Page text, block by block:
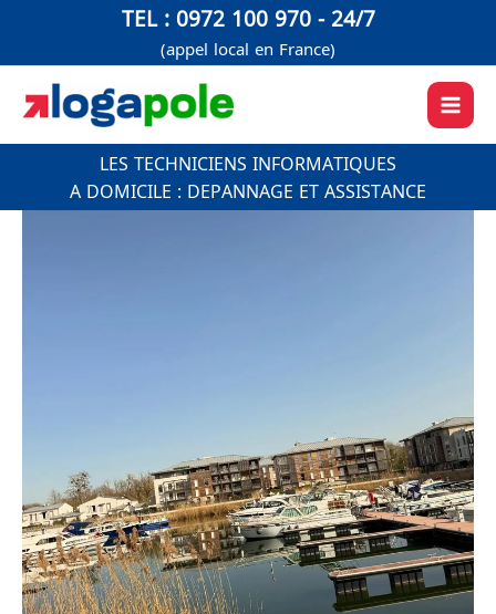
contenu
TEL : 0972 100 970 - 24/7
(appel local en France)
LES TECHNICIENS INFORMATIQUES
A DOMICILE : DEPANNAGE ET ASSISTANCE